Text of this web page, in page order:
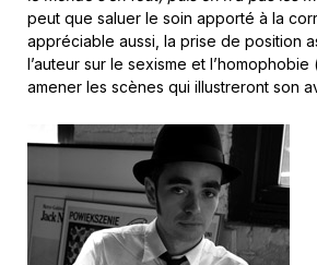
peut que saluer le soin apporté à la
appréciable aussi, la prise de position
l’auteur sur le sexisme et
amener les scènes qui illustreront son